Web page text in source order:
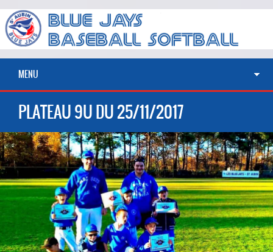
MENU
PLATEAU 9U DU 25/11/2017